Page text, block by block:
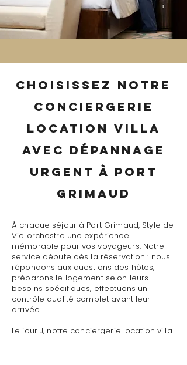
Choisissez notre
conciergerie
location villa
avec dépannage
urgent à Port
Grimaud
À chaque séjour à Port Grimaud, Style de
Vie orchestre une expérience
mémorable pour vos voyageurs. Notre
service débute dès la réservation : nous
répondons aux questions des hôtes,
préparons le logement selon leurs
besoins spécifiques, effectuons un
contrôle qualité complet avant leur
arrivée.
Le jour J, notre conciergerie location villa